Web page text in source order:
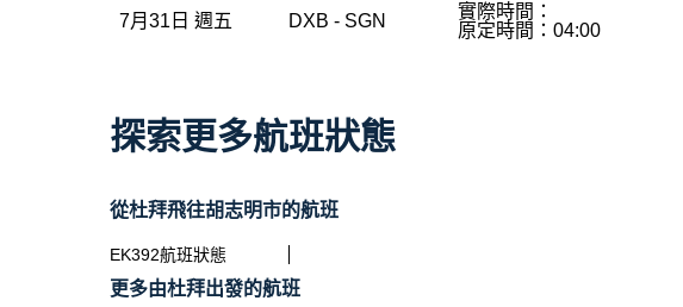
7月31日 週五 DXB - SGN
實際時間：
原定時間：04:00
探索更多航班狀態
從杜拜飛往胡志明市的航班
EK392航班狀態
更多由杜拜出發的航班